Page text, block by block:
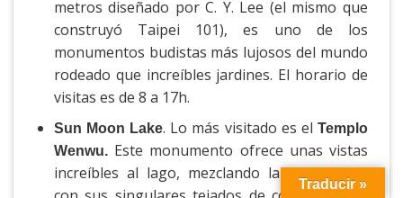
metros diseñado por C. Y. Lee (el mismo que
construyó Taipei 101), es uno de los
monumentos budistas más lujosos del mundo
rodeado que increíbles jardines. El horario de
visitas es de 8 a 17h.
Sun Moon Lake. Lo más visitado es elTemplo
Wenwu.Este monumento ofrece unas vistas
increíbles al lago, mezclando la panorámica
Traducir »